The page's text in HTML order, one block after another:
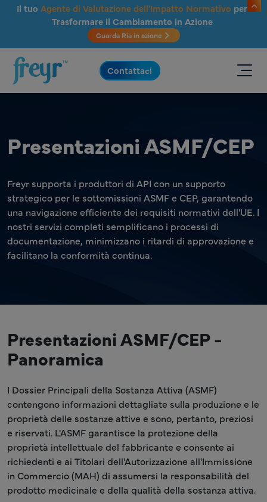
Salta al contenuto principale
Il tuo Agente di Valutazione dell'Impatto Normativo per
Trasformare il Cambiamento in Azione
Guarda Ria in azione
.
Contattaci
Presentazioni ASMF/CEP
Freyr supporta i produttori di API con un supporto
strategico per le sottomissioni ASMF e CEP, garantendo
una navigazione efficiente dei requisiti normativi dell'UE. I
nostri servizi completi semplificano i processi di
documentazione, minimizzano i ritardi di approvazione e
facilitano la conformità continua.
Presentazioni ASMF/CEP -
Panoramica
I Dossier Principali della Sostanza Attiva (ASMF)
contengono informazioni dettagliate sulla produzione e le
proprietà delle sostanze attive e sono, pertanto, preziosi
e riservati. L'ASMF garantisce la protezione della
proprietà intellettuale del fabbricante e consente ai
richiedenti e ai Titolari dell'Autorizzazione all'Immissione
in Commercio (MAH) di assumersi la responsabilità del
prodotto medicinale e della qualità della sostanza attiva.